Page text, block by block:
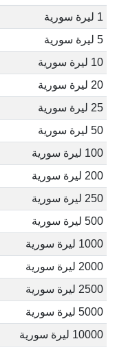
1 ليرة سورية
5 ليرة سورية
10 ليرة سورية
20 ليرة سورية
25 ليرة سورية
50 ليرة سورية
100 ليرة سورية
200 ليرة سورية
250 ليرة سورية
500 ليرة سورية
1000 ليرة سورية
2000 ليرة سورية
2500 ليرة سورية
5000 ليرة سورية
10000 ليرة سورية